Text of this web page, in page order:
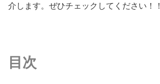
介します。ぜひチェックしてください！！
目次